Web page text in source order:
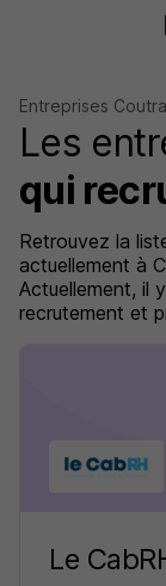
Entreprises
Les
qui
Retrouvez la
actuellement à
Actuellement, il
recrutement et
Le